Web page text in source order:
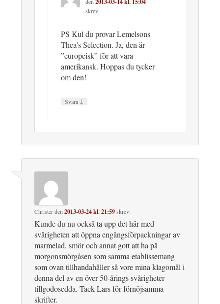
den2013-03-14 kl. 15:04
skrev:
PS Kul du provar Lemelsons
Thea’s Selection. Ja, den är
”europeisk” för att vara
amerikansk. Hoppas du tycker
om den!
Svara ↓
Christerden2013-03-24 kl. 21:59skrev:
Kunde du nu också ta upp det här med
svårigheten att öppna engångsförpackningar av
marmelad, smör och annat gott att ha på
morgonsmörgåsen som samma etablissemang
som ovan tillhandahåller så vore mina klagomål i
denna del av en över 50-årings svårigheter
tillgodosedda. Tack Lars för förnöjsamma
skrifter.